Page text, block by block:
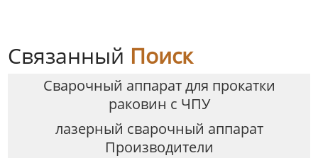
Связанный Поиск
Сварочный аппарат для прокатки
раковин с ЧПУ
лазерный сварочный аппарат
Производители